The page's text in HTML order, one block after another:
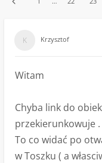
Krzysztof
Witam
Chyba link do
przekierunkowuje .
To co widać po
w Toszku ( a